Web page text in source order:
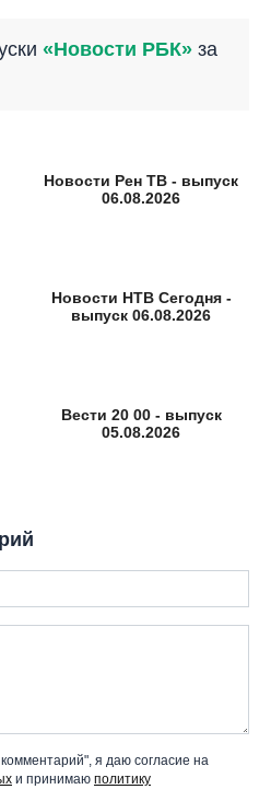
«Новости РБК» за
Новости Рен ТВ - выпуск
06.08.2026
Новости НТВ Сегодня -
выпуск 06.08.2026
Вести 20 00 - выпуск
05.08.2026
я даю согласие на
и принимаю политику